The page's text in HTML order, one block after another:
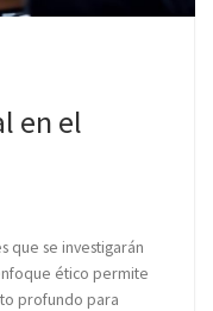
en el
que se investigarán
ético permite
profundo para